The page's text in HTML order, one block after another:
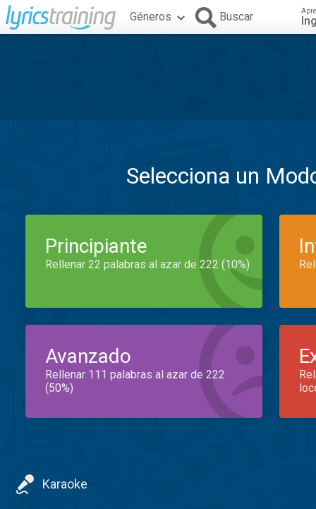
Géneros Buscar
Selecciona un
Principiante
Rellenar 22 palabras al azar de 222 (10%)
Avanzado
Rellenar 111 palabras al azar de 222
(50%)
Karaoke